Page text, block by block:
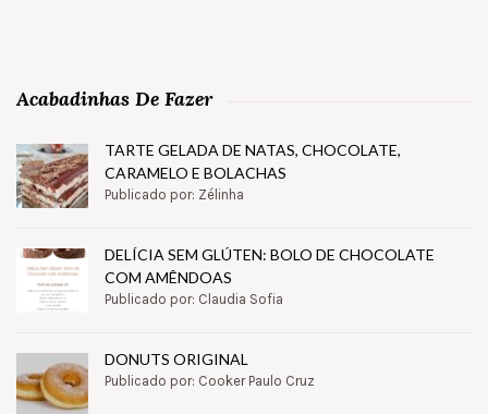
Acabadinhas De Fazer
TARTE GELADA DE NATAS, CHOCOLATE,
CARAMELO E BOLACHAS
Publicado por: Zélinha
DELÍCIA SEM GLÚTEN: BOLO DE CHOCOLATE
COM AMÊNDOAS
Publicado por: Claudia Sofia
DONUTS ORIGINAL
Publicado por: Cooker Paulo Cruz